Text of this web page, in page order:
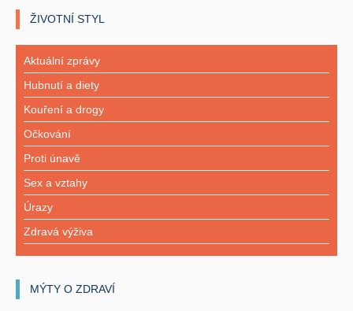
ŽIVOTNÍ STYL
Aktuální zprávy
Hubnutí a diety
Kouření a drogy
Očkování
Proti únavě
Sex a vztahy
Úrazy
Zdravá výživa
MÝTY O ZDRAVÍ